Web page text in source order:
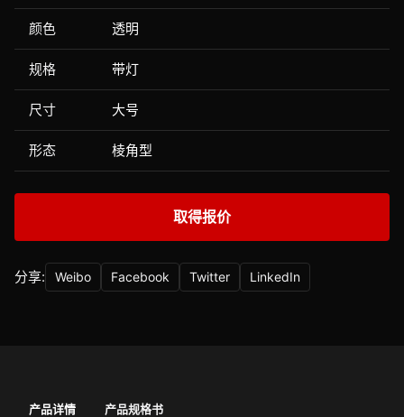
颜色 透明
规格 带灯
尺寸 大号
形态 棱角型
取得报价
分享: Weibo Facebook Twitter LinkedIn
产品详情 产品规格书